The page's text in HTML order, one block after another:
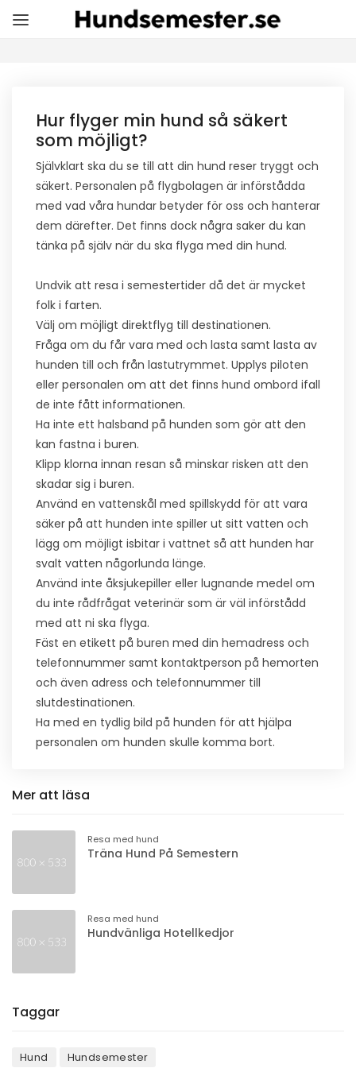
Hur flyger min hund så säkert
som möjligt?
Självklart ska du se till att din hund reser tryggt och
säkert. Personalen på flygbolagen är införstådda
med vad våra hundar betyder för oss och hanterar
dem därefter. Det finns dock några saker du kan
tänka på själv när du ska flyga med din hund.
Undvik att resa i semestertider då det är mycket
folk i farten.
Välj om möjligt direktflyg till destinationen.
Fråga om du får vara med och lasta samt lasta av
hunden till och från lastutrymmet. Upplys piloten
eller personalen om att det finns hund ombord ifall
de inte fått informationen.
Ha inte ett halsband på hunden som gör att den
kan fastna i buren.
Klipp klorna innan resan så minskar risken att den
skadar sig i buren.
Använd en vattenskål med spillskydd för att vara
säker på att hunden inte spiller ut sitt vatten och
lägg om möjligt isbitar i vattnet så att hunden har
svalt vatten någorlunda länge.
Använd inte åksjukepiller eller lugnande medel om
du inte rådfrågat veterinär som är väl införstådd
med att ni ska flyga.
Fäst en etikett på buren med din hemadress och
telefonnummer samt kontaktperson på hemorten
och även adress och telefonnummer till
slutdestinationen.
Ha med en tydlig bild på hunden för att hjälpa
personalen om hunden skulle komma bort.
Mer att läsa
Resa med hund
Träna Hund På Semestern
Resa med hund
Hundvänliga Hotellkedjor
Taggar
Hund Hundsemester